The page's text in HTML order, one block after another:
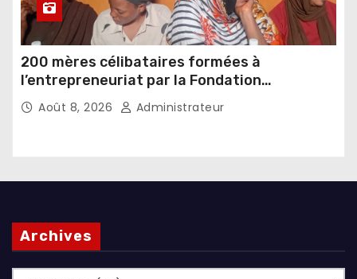
200 mères célibataires formées à
l’entrepreneuriat par la Fondation
Umugiraneza et l’OPDD
Août 8, 2026 Administrateur
Archives